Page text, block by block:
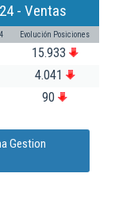
- Ventas
Evolución Posiciones
15.933
4.041
90
Gestion